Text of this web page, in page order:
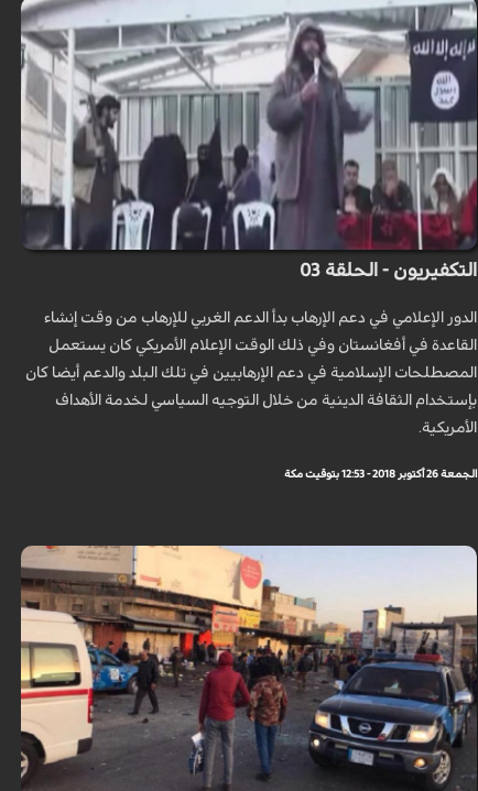
التكفيريون - الحلقة 03
الدور الإعلامي في دعم الإرهاب بدأ الدعم الغربي للإرهاب من وقت إنشاء
القاعدة في أفغانستان وفي ذلك الوقت الإعلام الأمريكي كان يستعمل
المصطلحات الإسلامية في دعم الإرهابيين في تلك البلد والدعم أيضا كان
بإستخدام الثقافة الدينية من خلال التوجيه السياسي لخدمة الأهداف
الأمريكية.
الجمعة 26 أكتوبر 2018 - 12:53 بتوقيت مكة